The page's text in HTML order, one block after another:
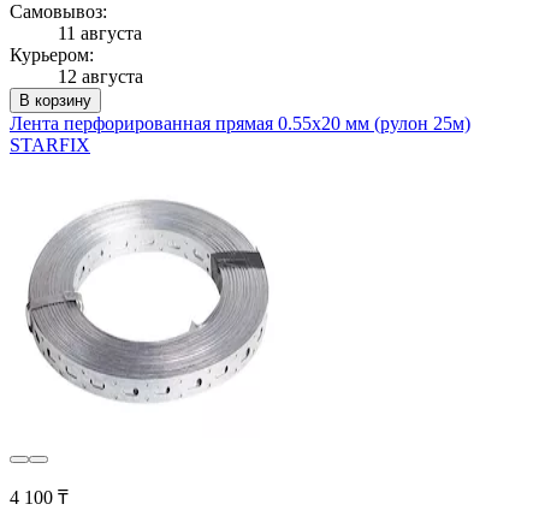
Самовывоз:
11 августа
Курьером:
12 августа
В корзину
Лента перфорированная прямая 0.55х20 мм (рулон 25м)
STARFIX
4 100 ₸